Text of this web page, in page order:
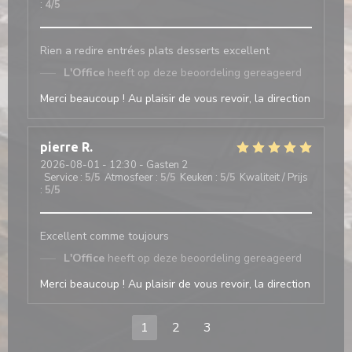
: 4/5
Rien a redire entrées plats desserts excellent
L'Office heeft op deze beoordeling gereageerd
Merci beaucoup ! Au plaisir de vous revoir, la direction
pierre R
2026-08-01 - 12:30 - Gasten 2
Service : 5/5 Atmosfeer : 5/5 Keuken : 5/5 Kwaliteit / Prijs
: 5/5
Excellent comme toujours
L'Office heeft op deze beoordeling gereageerd
Merci beaucoup ! Au plaisir de vous revoir, la direction
1 2 3